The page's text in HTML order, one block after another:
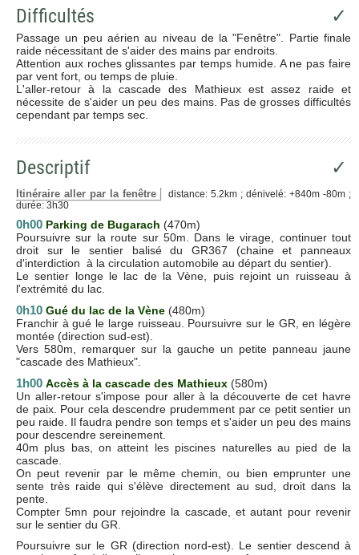
Difficultés ✓
Passage un peu aérien au niveau de la "Fenêtre". Partie finale
raide nécessitant de s'aider des mains par endroits.
Attention aux roches glissantes par temps humide. A ne pas faire
par vent fort, ou temps de pluie.
L'aller-retour à la cascade des Mathieux est assez raide et
nécessite de s'aider un peu des mains. Pas de grosses difficultés
cependant par temps sec.
Descriptif ✓
Itinéraire aller par la fenêtre
distance: 5.2km ; dénivelé: +840m -80m ;
durée: 3h30
0h00 Parking de Bugarach (470m)
Poursuivre sur la route sur 50m. Dans le virage, continuer tout
droit sur le sentier balisé du GR367 (chaine et panneaux
d'interdiction à la circulation automobile au départ du sentier).
Le sentier longe le lac de la Vène, puis rejoint un ruisseau à
l'extrémité du lac.
0h10 Gué du lac de la Vène (480m)
Franchir à gué le large ruisseau. Poursuivre sur le GR, en légère
montée (direction sud-est).
Vers 580m, remarquer sur la gauche un petite panneau jaune
"cascade des Mathieux".
1h00 Accès à la cascade des Mathieux (580m)
Un aller-retour s'impose pour aller à la découverte de cet havre
de paix. Pour cela descendre prudemment par ce petit sentier un
peu raide. Il faudra pendre son temps et s'aider un peu des mains
pour descendre sereinement.
40m plus bas, on atteint les piscines naturelles au pied de la
cascade.
On peut revenir par le même chemin, ou bien emprunter une
sente très raide qui s'élève directement au sud, droit dans la
pente.
Compter 5mn pour rejoindre la cascade, et autant pour revenir
sur le sentier du GR.
Poursuivre sur le GR (direction nord-est). Le sentier descend à